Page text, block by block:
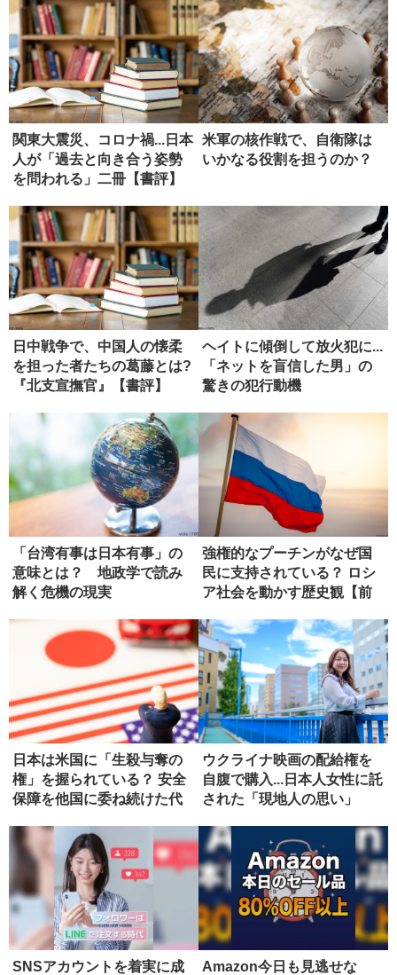
関東大震災、コロナ禍...日本
人が「過去と向き合う姿勢
を問われる」二冊【書評】
米軍の核作戦で、自衛隊は
いかなる役割を担うのか？
日中戦争で、中国人の懐柔
を担った者たちの葛藤とは?
『北支宣撫官』【書評】
ヘイトに傾倒して放火犯に...
「ネットを盲信した男」の
驚きの犯行動機
「台湾有事は日本有事」の
意味とは？ 地政学で読み
解く危機の現実
強権的なプーチンがなぜ国
民に支持されている？ ロシ
ア社会を動かす歴史観【前
日本は米国に「生殺与奪の
権」を握られている？ 安全
保障を他国に委ね続けた代
ウクライナ映画の配給権を
自腹で購入...日本人女性に託
された「現地人の思い」
SNSアカウントを着実に成
Amazon今日も見逃せな